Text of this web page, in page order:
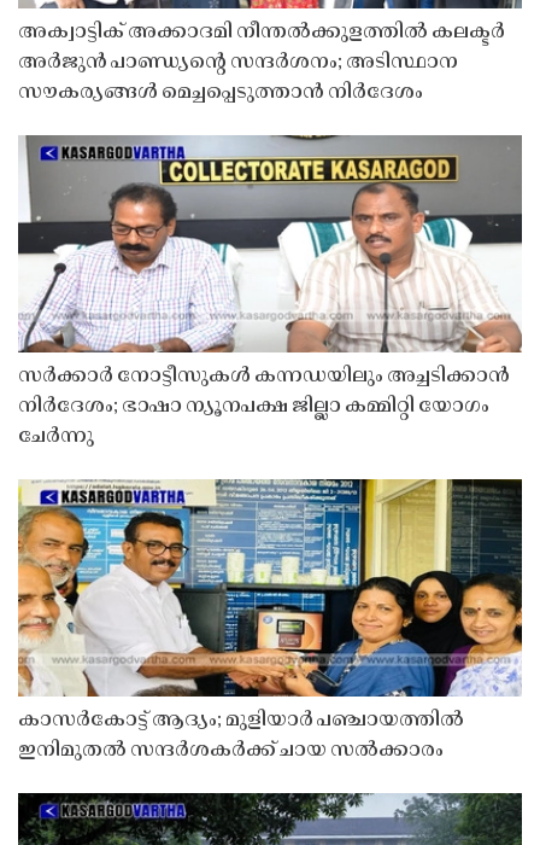
അക്വാട്ടിക് അക്കാദമി നീന്തൽക്കുളത്തിൽ കലക്ടർ
അർജുൻ പാണ്ഡ്യൻ്റെ സന്ദർശനം; അടിസ്ഥാന
സൗകര്യങ്ങൾ മെച്ചപ്പെടുത്താൻ നിർദേശം
സർക്കാർ നോട്ടീസുകൾ കന്നഡയിലും അച്ചടിക്കാൻ
നിർദേശം; ഭാഷാ ന്യൂനപക്ഷ ജില്ലാ കമ്മിറ്റി യോഗം
ചേർന്നു
കാസർകോട്ട് ആദ്യം; മുളിയാർ പഞ്ചായത്തിൽ
ഇനിമുതൽ സന്ദർശകർക്ക് ചായ സൽക്കാരം